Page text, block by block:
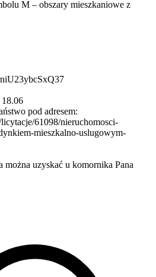
M – obszary mieszkaniowe z
pod adresem:
61098/nieruchomosci-
mieszkalno-uslugowym-
można uzyskać u komornika Pana